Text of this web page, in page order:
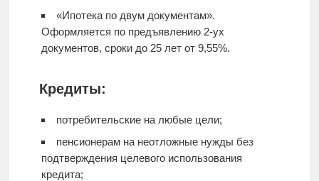
«Ипотека по двум документам».
Оформляется по предъявлению 2-ух
документов, сроки до 25 лет от 9,55%.
Кредиты:
потребительские на любые цели;
пенсионерам на неотложные нужды без
подтверждения целевого использования
кредита;